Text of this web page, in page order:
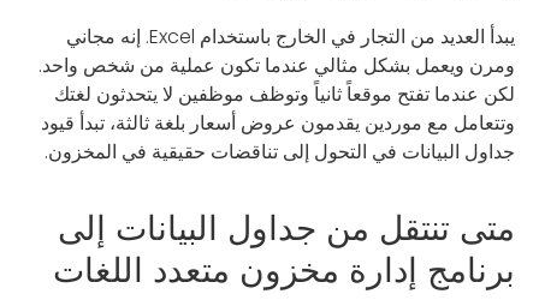
يبدأ العديد من التجار في الخارج باستخدام Excel. إنه مجاني
ومرن ويعمل بشكل مثالي عندما تكون عملية من شخص واحد.
لكن عندما تفتح موقعاً ثانياً وتوظف موظفين لا يتحدثون لغتك
وتتعامل مع موردين يقدمون عروض أسعار بلغة ثالثة، تبدأ قيود
جداول البيانات في التحول إلى تناقضات حقيقية في المخزون.
متى تنتقل من جداول البيانات إلى
برنامج إدارة مخزون متعدد اللغات